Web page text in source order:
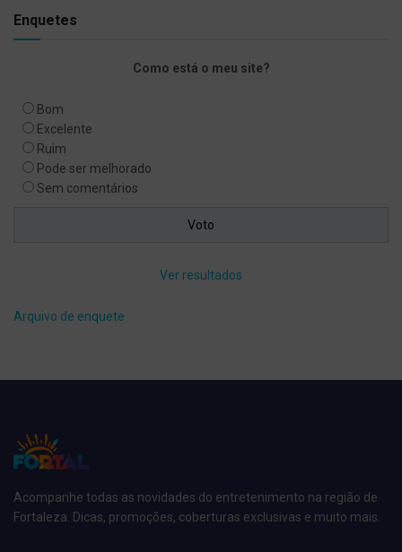
Enquetes
Como está o meu site?
Bom
Excelente
Ruim
Pode ser melhorado
Sem comentários
Ver resultados
Arquivo de enquete
Acompanhe todas as novidades do entretenimento na região de
Fortaleza. Dicas, promoções, coberturas exclusivas e muito mais.